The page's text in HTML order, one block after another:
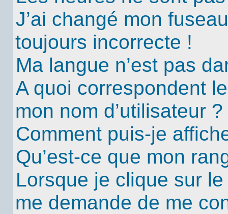
J’ai changé mon
toujours incorrecte !
Ma langue n’est pas
A quoi correspondent
mon nom d’utilisateur ?
Comment puis-je
Qu’est-ce que mon
Lorsque je clique sur
me demande de me